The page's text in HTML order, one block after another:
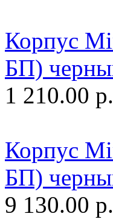
Корпус
БП)
1 210.00 р.
Корпус
БП)
9 130.00 р.